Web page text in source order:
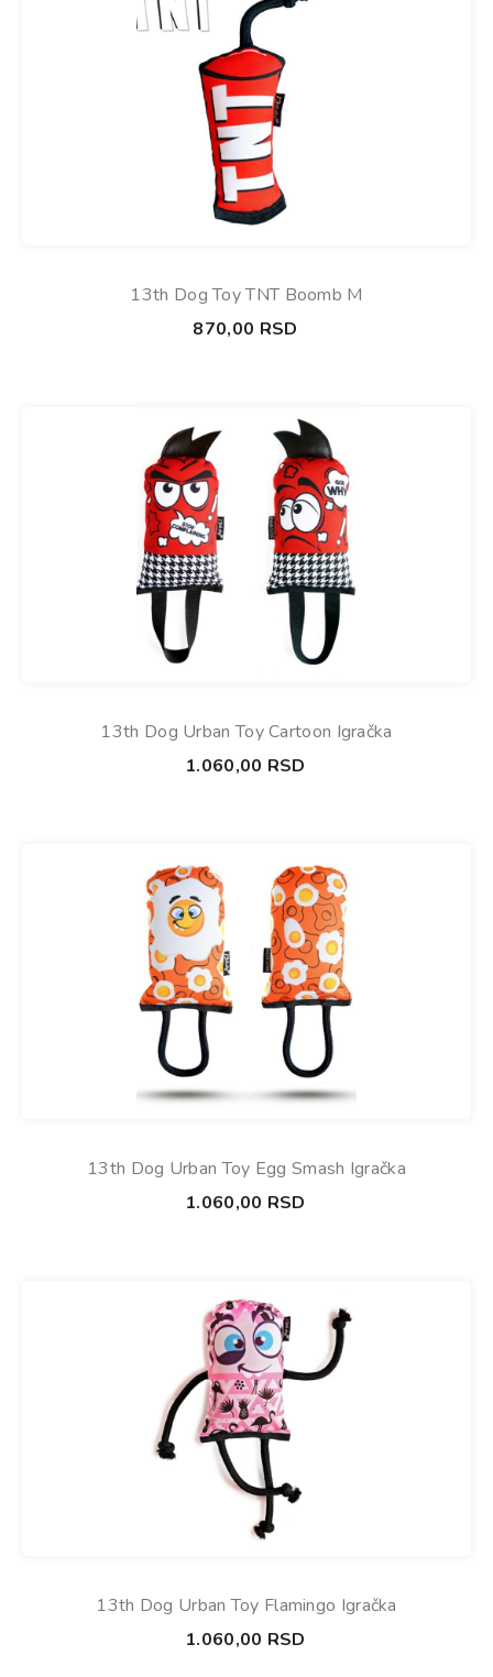
13th Dog Toy TNT Boomb M
870,00 RSD
13th Dog Urban Toy Cartoon Igračka
1.060,00 RSD
13th Dog Urban Toy Egg Smash Igračka
1.060,00 RSD
13th Dog Urban Toy Flamingo Igračka
1.060,00 RSD